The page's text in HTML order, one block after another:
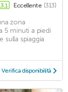
Eccellente (313)
zona
5 minuti a piedi
sulla spiaggia
Verifica disponibilità